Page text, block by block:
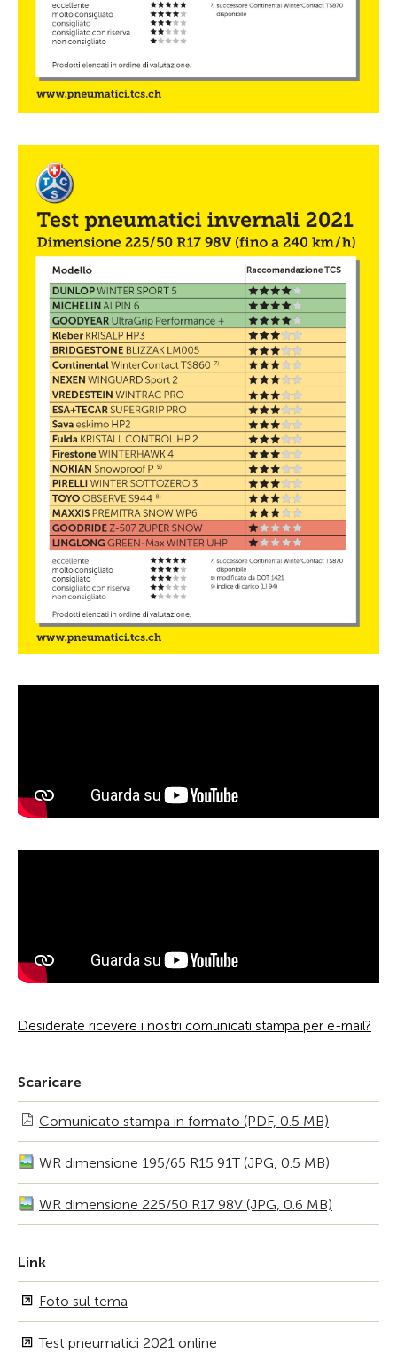
Desiderate ricevere i nostri comunicati stampa per e-mail?
Scaricare
Comunicato stampa in formato (PDF, 0.5 MB)
WR dimensione 195/65 R15 91T (JPG, 0.5 MB)
WR dimensione 225/50 R17 98V (JPG, 0.6 MB)
Link
Foto sul tema
Test pneumatici 2021 online